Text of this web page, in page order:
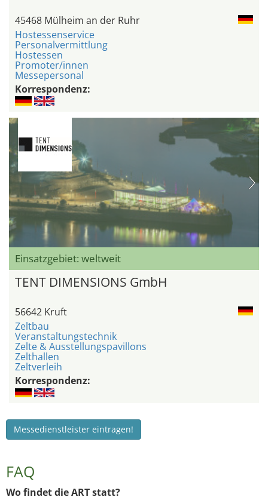
45468 Mülheim an der Ruhr
Hostessenservice
Personalvermittlung
Hostessen
Promoter/innen
Messepersonal
Korrespondenz:
Einsatzgebiet: weltweit
TENT DIMENSIONS GmbH
56642 Kruft
Zeltbau
Veranstaltungstechnik
Zelte & Ausstellungspavillons
Zelthallen
Zeltverleih
Korrespondenz:
Messedienstleister eintragen!
FAQ
Wo findet die ART statt?